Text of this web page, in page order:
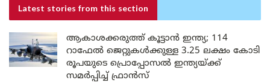
Latest stories from this section
ആകാശക്കരുത്ത് കൂട്ടാൻ ഇന്ത്യ; 114
റാഫേൽ ജെറ്റുകൾക്കുള്ള 3.25 ലക്ഷം കോടി
രൂപയുടെ പ്രൊപ്പോസൽ ഇന്ത്യയ്ക്ക്
സമർപ്പിച്ച് ഫ്രാൻസ്